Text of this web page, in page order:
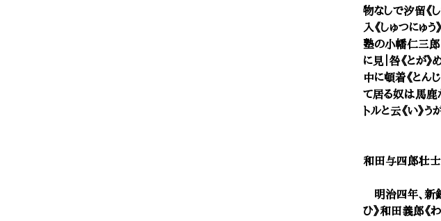
物なしで汐留《
入《しゅつにゅ
塾の小幡仁三郎
に見｜咎《とが
中に頓着《とん
て居る奴は馬鹿
トルと云《い》
和田与四郎壮
明治四年、新銭
ひ》和田義郎《わ